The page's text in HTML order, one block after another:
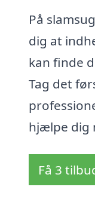
På
dig at
kan finde
Tag det
hjælpe dig
Få 3